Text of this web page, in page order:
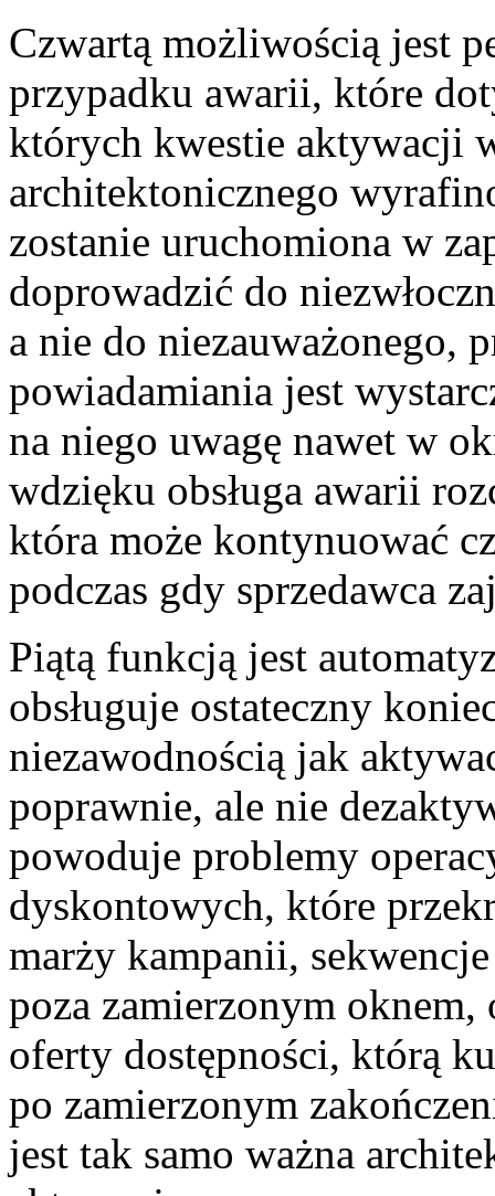
Czwartą możliwością jest
przypadku awarii, które
których kwestie aktywacji
architektonicznego
zostanie uruchomiona w
doprowadzić do
a nie do niezauważonego,
powiadamiania jest
na niego uwagę nawet w
wdzięku obsługa awarii
która może kontynuować
podczas gdy sprzedawca
Piątą funkcją jest
obsługuje ostateczny
niezawodnością jak
poprawnie, ale nie
powoduje problemy
dyskontowych, które
marży kampanii,
poza zamierzonym
oferty dostępności, którą
po zamierzonym
jest tak samo ważna